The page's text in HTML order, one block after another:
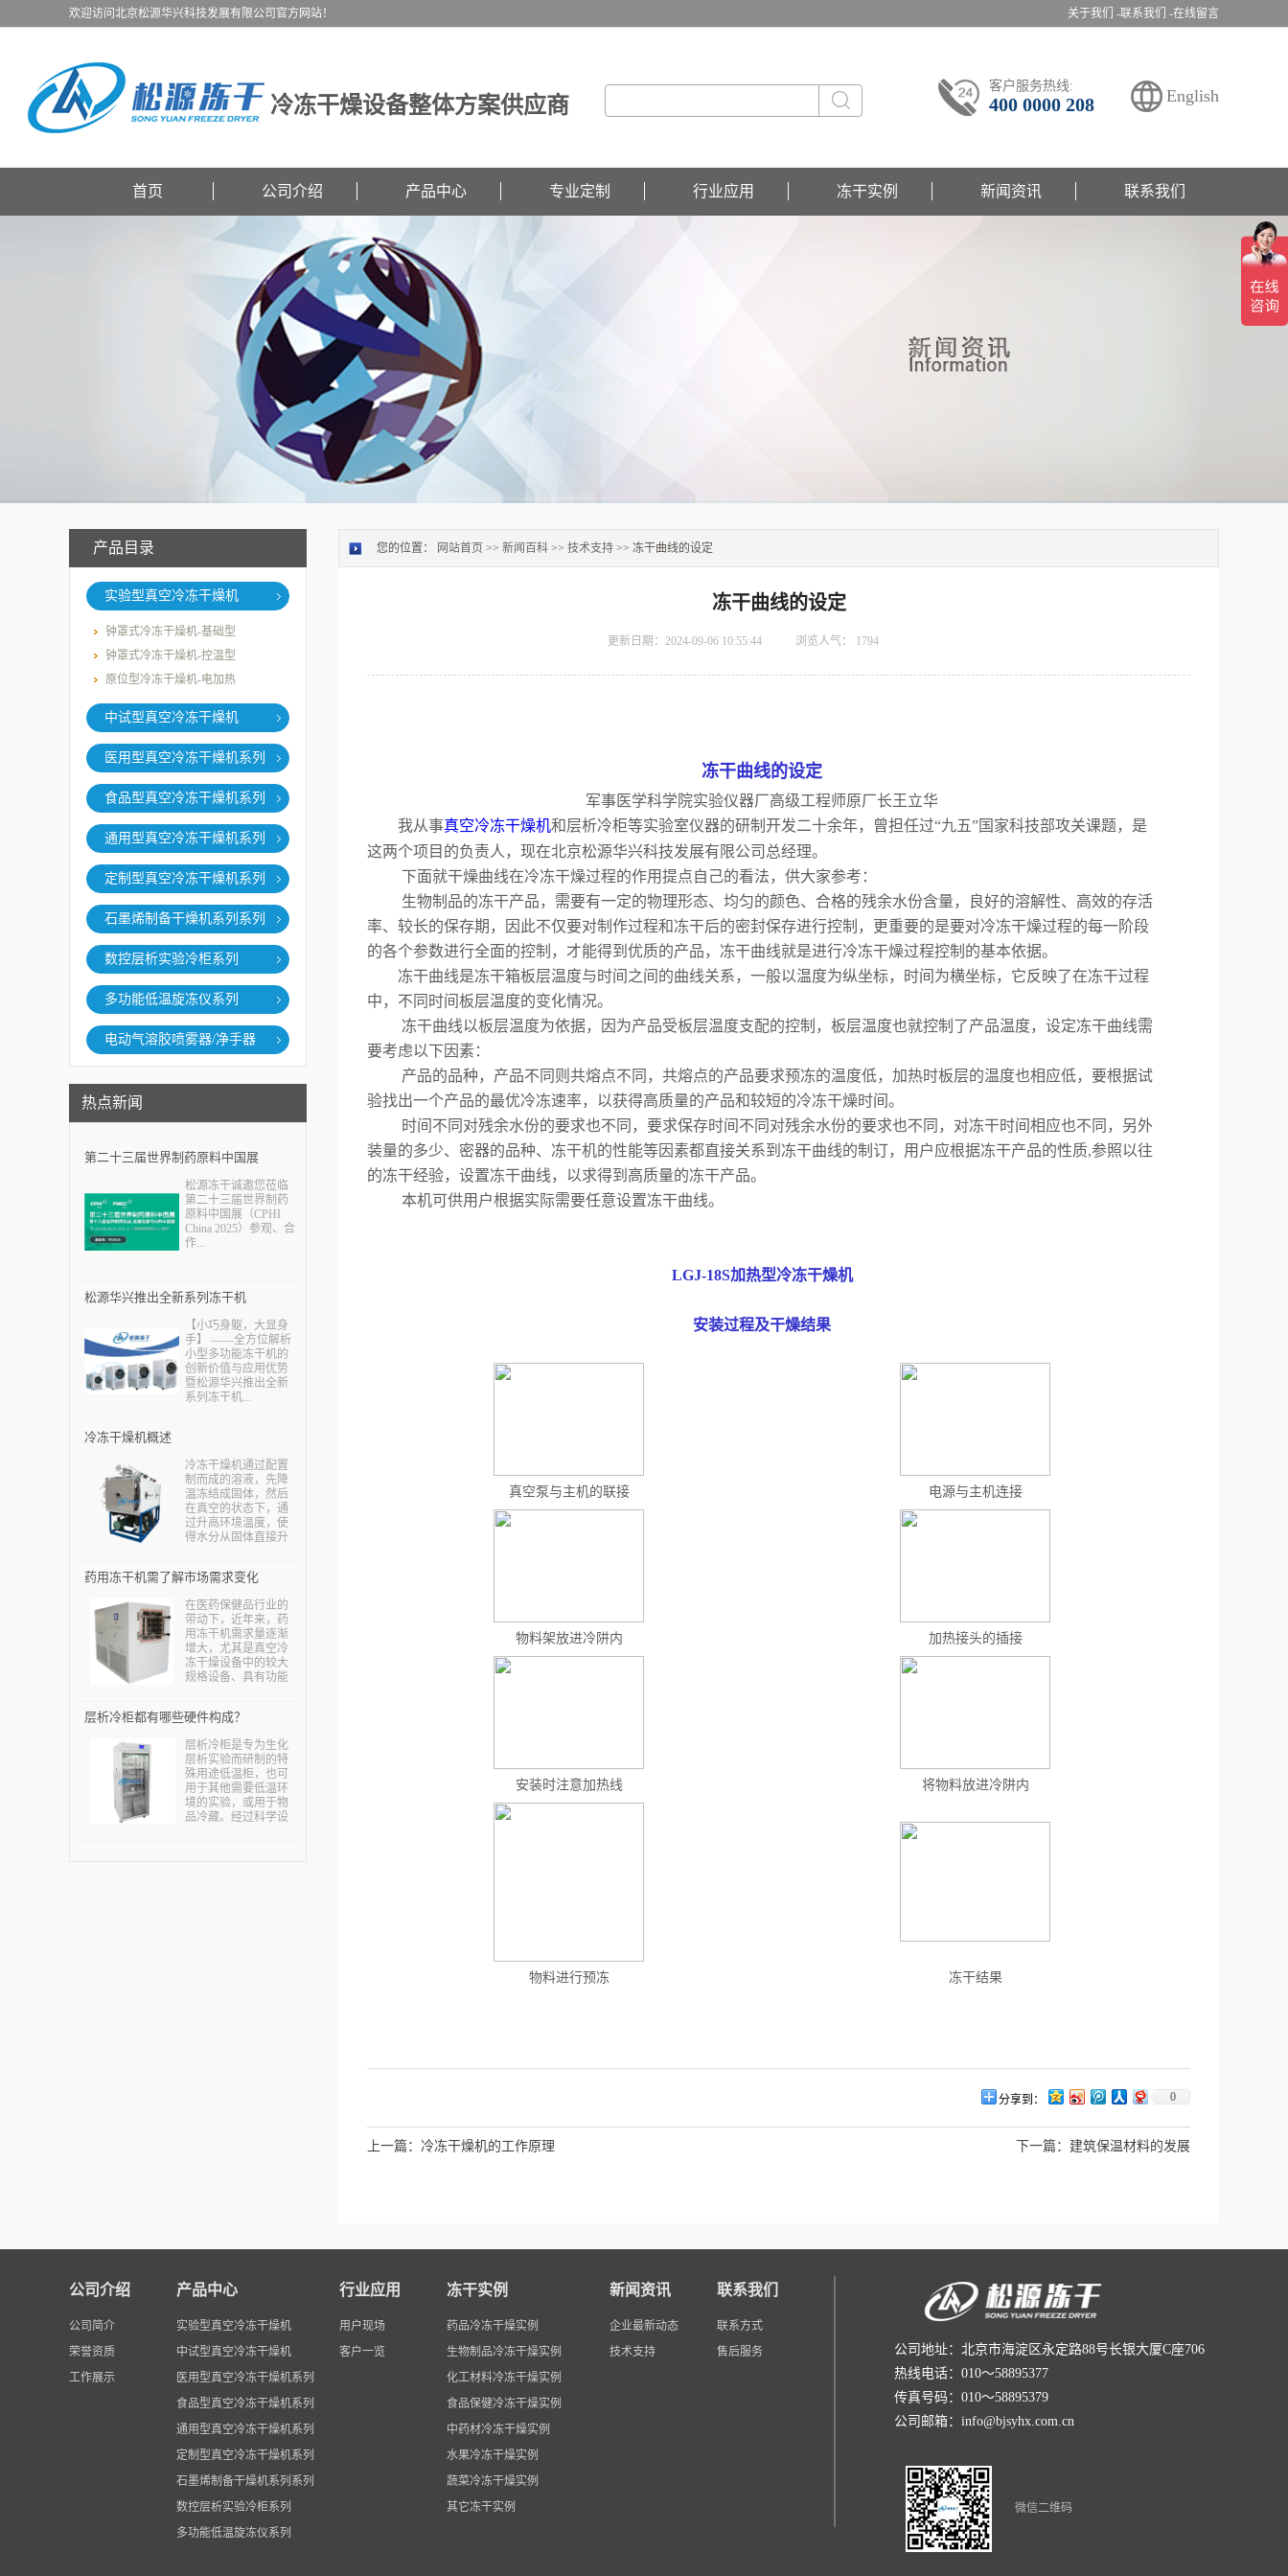
关于我们 -联系我们 -在线留言
欢迎访问北京松源华兴科技发展有限公司官方网站！
English
客户服务热线:
400 0000 208
冷冻干燥设备整体方案供应商
首页 公司介绍 产品中心 专业定制 行业应用 冻干实例 新闻资讯 联系我们
产品目录
实验型真空冷冻干燥机
钟罩式冷冻干燥机-基础型
钟罩式冷冻干燥机-控温型
原位型冷冻干燥机-电加热
中试型真空冷冻干燥机
医用型真空冷冻干燥机系列
食品型真空冷冻干燥机系列
通用型真空冷冻干燥机系列
定制型真空冷冻干燥机系列
石墨烯制备干燥机系列系列
数控层析实验冷柜系列
多功能低温旋冻仪系列
电动气溶胶喷雾器/净手器
热点新闻
第二十三届世界制药原料中国展
（CPHI China 2025）松源冻干诚邀您莅临
第二十三届世界制药
原料中国展（CPHI
China 2025）参观、合
作...
松源华兴推出全新系列冻干机
【小巧身躯，大显身
手】 ——全方位解析
小型多功能冻干机的
创新价值与应用优势
暨松源华兴推出全新
系列冻干机...
冷冻干燥机概述
冷冻干燥机通过配置
制而成的溶液，先降
温冻结成固体，然后
在真空的状态下，通
过升高环境温度，使
得水分从固体直接升
证物质中的热敏成分
证物质中一些易氧化
的成分损失减少，确
保制品不会出现问
题。...
药用冻干机需了解市场需求变化
在医药保健品行业的
带动下，近年来，药
用冻干机需求量逐渐
增大，尤其是真空冷
冻干燥设备中的较大
规格设备、具有功能
需求量不断增多。真
于具有低温干燥、有
效成分破坏少、疏松
易溶化吸收、干燥和
灭菌同时进行的优
点，从而能确保产品
有效成分高、无菌指
层析冷柜都有哪些硬件构成？
层析冷柜是专为生化
层析实验而研制的特
殊用途低温柜，也可
用于其他需要低温环
境的实验，或用于物
品冷藏。经过科学设
您的位置： 网站首页 >> 新闻百科 >> 技术支持 >> 冻干曲线的设定
冻干曲线的设定
更新日期：2024-09-06 10:55:44 浏览人气： 1794
冻干曲线的设定
军事医学科学院实验仪器厂高级工程师原厂长王立华
我从事真空冷冻干燥机和层析冷柜等实验室仪器的研制开发二十余年，曾担任过“九五”国家科技部攻关课题，是
这两个项目的负责人，现在北京松源华兴科技发展有限公司总经理。
下面就干燥曲线在冷冻干燥过程的作用提点自己的看法，供大家参考：
生物制品的冻干产品，需要有一定的物理形态、均匀的颜色、合格的残余水份含量，良好的溶解性、高效的存活
率、较长的保存期，因此不仅要对制作过程和冻干后的密封保存进行控制，更重要的是要对冷冻干燥过程的每一阶段
的各个参数进行全面的控制，才能得到优质的产品，冻干曲线就是进行冷冻干燥过程控制的基本依据。
冻干曲线是冻干箱板层温度与时间之间的曲线关系，一般以温度为纵坐标，时间为横坐标，它反映了在冻干过程
中，不同时间板层温度的变化情况。
冻干曲线以板层温度为依据，因为产品受板层温度支配的控制，板层温度也就控制了产品温度，设定冻干曲线需
要考虑以下因素：
产品的品种，产品不同则共熔点不同，共熔点的产品要求预冻的温度低，加热时板层的温度也相应低，要根据试
验找出一个产品的最优冷冻速率，以获得高质量的产品和较短的冷冻干燥时间。
时间不同对残余水份的要求也不同，要求保存时间不同对残余水份的要求也不同，对冻干时间相应也不同，另外
装量的多少、密器的品种、冻干机的性能等因素都直接关系到冻干曲线的制订，用户应根据冻干产品的性质,参照以往
的冻干经验，设置冻干曲线，以求得到高质量的冻干产品。
本机可供用户根据实际需要任意设置冻干曲线。
LGJ-18S加热型冷冻干燥机
安装过程及干燥结果
真空泵与主机的联接 电源与主机连接
物料架放进冷阱内 加热接头的插接
安装时注意加热线 将物料放进冷阱内
物料进行预冻 冻干结果
分享到： 0
上一篇： 冷冻干燥机的工作原理 下一篇： 建筑保温材料的发展
公司地址：北京市海淀区永定路88号长银大厦C座706
热线电话：010～58895377
传真号码：010～58895379
公司邮箱：info@bjsyhx.com.cn
微信二维码
公司介绍
公司简介
荣誉资质
工作展示
产品中心
实验型真空冷冻干燥机
中试型真空冷冻干燥机
医用型真空冷冻干燥机系列
食品型真空冷冻干燥机系列
通用型真空冷冻干燥机系列
定制型真空冷冻干燥机系列
石墨烯制备干燥机系列系列
数控层析实验冷柜系列
多功能低温旋冻仪系列
行业应用
用户现场
客户一览
冻干实例
药品冷冻干燥实例
生物制品冷冻干燥实例
化工材料冷冻干燥实例
食品保健冷冻干燥实例
中药材冷冻干燥实例
水果冷冻干燥实例
蔬菜冷冻干燥实例
其它冻干实例
新闻资讯
企业最新动态
技术支持
联系我们
联系方式
售后服务